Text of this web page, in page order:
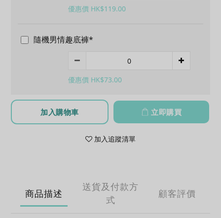
優惠價 HK$119.00
隨機男情趣底褲*
優惠價 HK$73.00
加入購物車 立即購買
加入追蹤清單
商品描述
送貨及付款方
式
顧客評價